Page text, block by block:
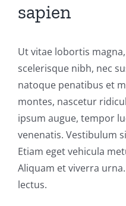
sapien
Ut vitae lobortis
scelerisque nibh, nec
natoque penatibus et
montes, nascetur
ipsum augue, tempor
venenatis. Vestibulum
Etiam eget vehicula
Aliquam et viverra
lectus.